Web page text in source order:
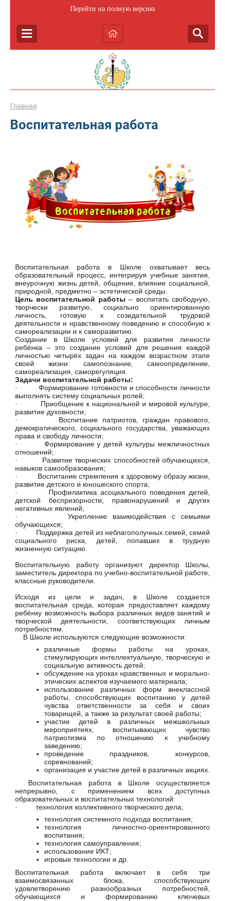
Перейти на полную версию
Главная
Воспитательная работа
Воспитательная работа в Школе охватывает весь
образовательный процесс, интегрируя учебные занятия,
внеурочную жизнь детей, общение, влияние социальной,
природной, предметно – эстетической среды.
Цель воспитательной работы – воспитать свободную,
творчески развитую, социально ориентированную
личность, готовую к созидательной трудовой
деятельности и нравственному поведению и способную к
самореализации и к саморазвитию.
Создание в Школе условий для развития личности
ребёнка – это создание условий для решения каждой
личностью четырёх задач на каждом возрастном этапе
своей жизни: cамопознание, самоопределение,
самореализация, саморегуляция.
Задачи воспитательной работы:
· Формирование готовности и способности личности
выполнять систему социальных ролей;
· Приобщение к национальной и мировой культуре,
развитие духовности;
· Воспитание патриотов, граждан правового,
демократического, социального государства, уважающих
права и свободу личности;
· Формирование у детей культуры межличностных
отношений;
· Развитие творческих способностей обучающихся,
навыков самообразования;
· Воспитание стремления к здоровому образу жизни,
развитие детского и юношеского спорта;
· Профилактика асоциального поведения детей,
детской беспризорности, правонарушений и других
негативных явлений;
· Укрепление взаимодействия с семьями
обучающихся;
· Поддержка детей из неблагополучных семей, семей
социального риска, детей, попавших в трудную
жизненную ситуацию.
Воспитательную работу организуют директор Школы,
заместитель директора по учебно-воспитательной работе,
классные руководители.
Исходя из цели и задач, в Школе создается
воспитательная среда, которая предоставляет каждому
ребёнку возможность выбора различных видов занятий и
творческой деятельности, соответствующих личным
потребностям.
В Школе используются следующие возможности:
различные формы работы на уроках,
стимулирующих интеллектуальную, творческую и
социальную активность детей;
обсуждение на уроках нравственных и морально-
этических аспектов изучаемого материала;
использование различных форм внеклассной
работы, способствующих воспитанию у детей
чувства ответственности за себя и своих
товарищей, а также за результат своей работы;
участие детей в различных межшкольных
мероприятиях, воспитывающих чувство
патриотизма по отношению к учебному
заведению;
проведение праздников, конкурсов,
соревнований;
организация и участие детей в различных акциях.
Воспитательная работа в Школе осуществляется
непрерывно, с применением всех доступных
образовательных и воспитательных технологий:
· технология коллективного творческого дела;
технология системного подхода воспитания;
технология личностно-ориентированного
воспитания;
технология самоуправления;
использование ИКТ;
игровые технологии и др.
Воспитательная работа включает в себя три
взаимосвязанных блока, способствующих
удовлетворению разнообразных потребностей,
обучающихся и формированию ключевых